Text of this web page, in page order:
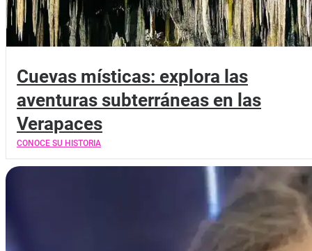
Cuevas místicas: explora las
aventuras subterráneas en las
Verapaces
CONOCE SU HISTORIA